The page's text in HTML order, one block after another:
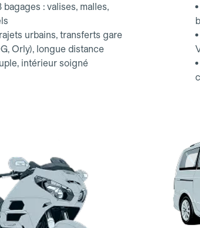
bagages : valises, malles,
urbains, transferts gare
Orly), longue distance
intérieur soigné